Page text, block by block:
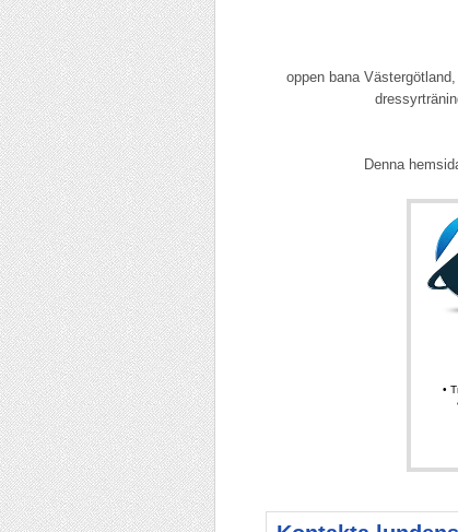
oppen bana
Denna